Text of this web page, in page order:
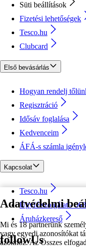
Adatvédelmi
Mi és 18 partnerünk
vagy egyedi azonosítókat
azokhoz. Az Összes
Süti beállítások
Fizetési lehetőségek
Tesco.hu
Clubcard
Első bevásárlás
Hogyan rendelj
Regisztráció
Idősáv foglalása
Kedvenceim
ÁFÁ-s számla
Kapcsolat
Tesco.hu
Ügyfélszolgálat -
Áruházkereső
followUs